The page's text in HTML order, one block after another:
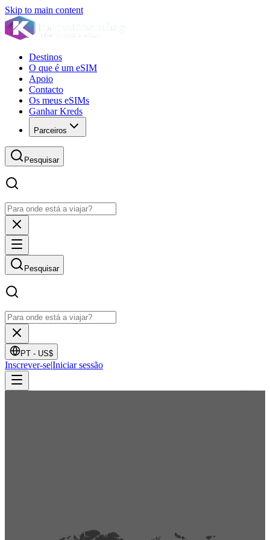
Skip to main content
Destinos
O que é um eSIM
Apoio
Contacto
Os meus eSIMs
Ganhar Kreds
Parceiros
Pesquisar
Pesquisar
PT - US$
Inscrever-se|Iniciar sessão